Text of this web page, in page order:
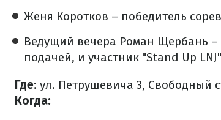
Женя Коротков – победитель
Ведущий вечера Роман Щербань
подачей, и участник "Stand Up
Где: ул. Петрушевича 3, Свободный
Когда: